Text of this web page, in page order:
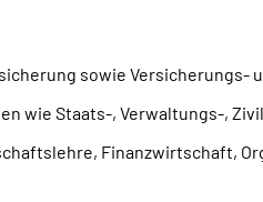
sowie Versicherungs-
wie Staats-, Verwaltungs-,
Finanzwirtschaft,